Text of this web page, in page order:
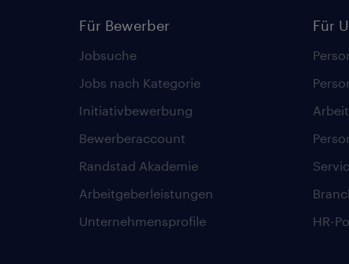
Für Bewerber
Jobsuche
Jobs nach Kategorie
Initiativbewerbung
Bewerberaccount
Randstad Akademie
Arbeitgeberleistungen
Unternehmensprofile
Für
HR-